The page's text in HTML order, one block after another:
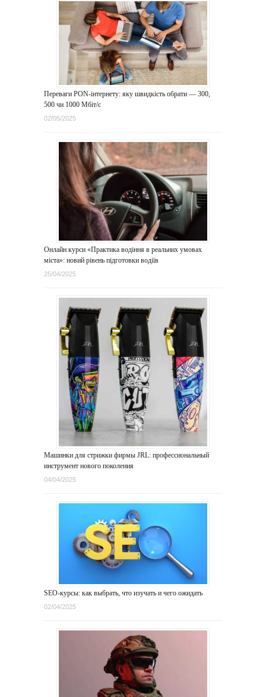
Переваги PON-інтернету: яку швидкість обрати — 300,
500 чи 1000 Мбіт/с
02/05/2025
Онлайн курси «Практика водіння в реальних умовах
міста»: новий рівень підготовки водіїв
25/04/2025
Машинки для стрижки фирмы JRL: профессиональный
инструмент нового поколения
04/04/2025
SEO-курсы: как выбрать, что изучать и чего ожидать
02/04/2025